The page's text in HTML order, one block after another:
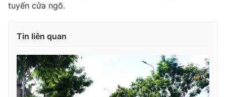
tuyến cửa ngõ.
Tin liên quan